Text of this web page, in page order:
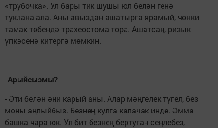
«трубочка». Ул бары тик шушы юл белән генә
туклана ала. Аны авыздан ашатырга ярамый, чөнки
тамак төбендә трахеостома тора. Ашатсаң, ризык
үпкәсенә китергә мөмкин.
-Арыйсызмы?
- Әти белән әни карый аны. Алар мәңгелек түгел, без
моны аңлыйбыз. Безнең кулга калачак инде. Әмма
башка чара юк. Ул бит безнең бертуган сеңлебез,